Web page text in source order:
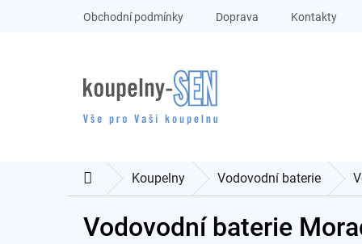
Obchodní podmínky Doprava Kontakty
DomůKoupelny Vodovodní baterie
Vodovodní baterie